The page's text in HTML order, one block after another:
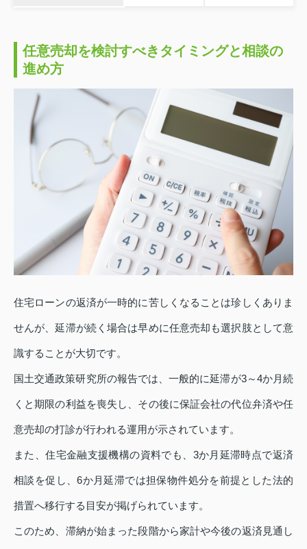
任意売却を検討すべきタイミングと相談の
進め方
住宅ローンの返済が一時的に苦しくなることは珍しくありま
せんが、延滞が続く場合は早めに任意売却も選択肢として意
識することが大切です。
国土交通政策研究所の報告では、一般的に延滞が3～4か月続
くと期限の利益を喪失し、その後に保証会社の代位弁済や任
意売却の打診が行われる運用が示されています。
また、住宅金融支援機構の資料でも、3か月延滞時点で返済
相談を促し、6か月延滞では担保物件処分を前提とした法的
措置へ移行する目安が掲げられています。
このため、滞納が始まった段階から家計や今後の返済見通し